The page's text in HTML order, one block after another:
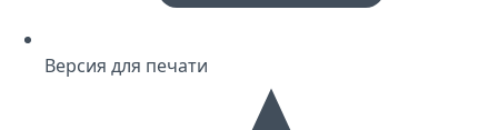
Версия для печати